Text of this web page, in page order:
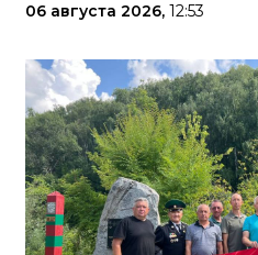
06 августа 2026, 12:53